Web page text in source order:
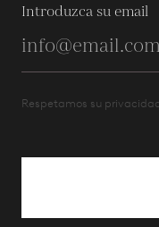
Introduzca su email
Respetamos su